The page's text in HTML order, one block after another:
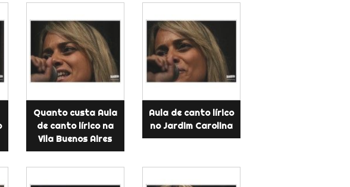
Quanto custa Aula
de canto lírico na
Vila Buenos Aires
Aula de canto lírico
no Jardim Carolina